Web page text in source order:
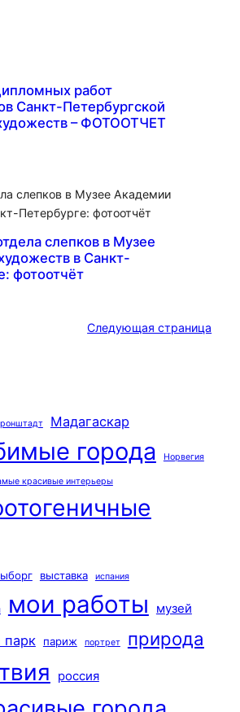
работ
Санкт-Петербургской
– ФОТООТЧЕТ
слепков в Музее
в Санкт-
фотоотчёт
Следующая страница
Мадагаскар
города Норвегия
красивые интерьеры
выставка испания
мои работы музей
парк париж портрет природа
россия